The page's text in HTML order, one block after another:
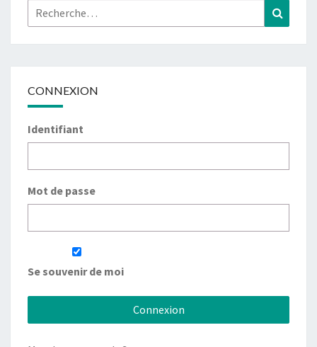
Rechercher :
CONNEXION
Identifiant
Mot de passe
Se souvenir de moi